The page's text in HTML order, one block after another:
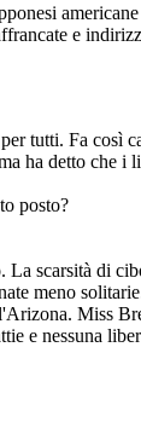
e
tutti. Fa così
ha detto che i
posto?
La scarsità di
meno
Miss
e nessuna